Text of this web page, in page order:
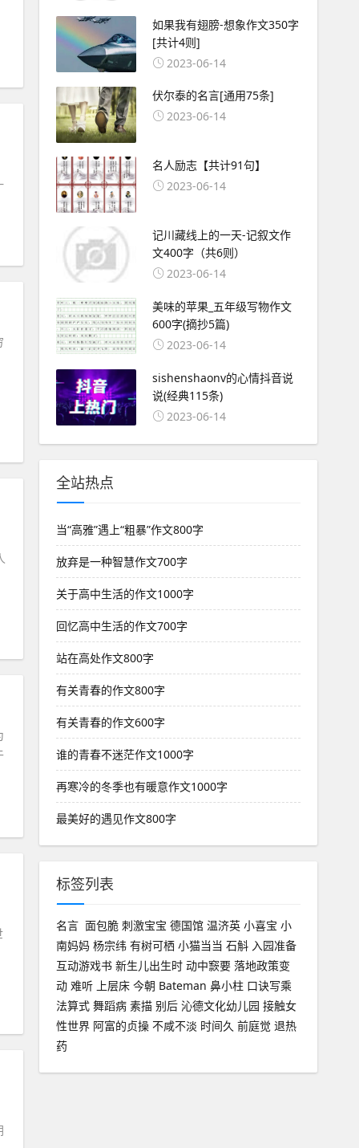
如果我有翅膀-想象作文350字
[共计4则]
2023-06-14
伏尔泰的名言[通用75条]
2023-06-14
名人励志【共计91句】
2023-06-14
记川藏线上的一天-记叙文作
文400字（共6则）
2023-06-14
美味的苹果_五年级写物作文
600字(摘抄5篇)
2023-06-14
sishenshaonv的心情抖音说
说(经典115条)
2023-06-14
全站热点
当“高雅”遇上“粗暴”作文800字
放弃是一种智慧作文700字
关于高中生活的作文1000字
回忆高中生活的作文700字
站在高处作文800字
有关青春的作文800字
有关青春的作文600字
谁的青春不迷茫作文1000字
再寒冷的冬季也有暖意作文1000字
最美好的遇见作文800字
标签列表
名言 面包脆 刺激宝宝 德国馆 温济英 小喜宝 小
南妈妈 杨宗纬 有树可栖 小猫当当 石斛 入园准备
互动游戏书 新生儿出生时 动中窾要 落地政策变
动 难听 上层床 今朝 Bateman 鼻小柱 口诀写乘
法算式 舞蹈病 素描 别后 沁德文化幼儿园 接触女
性世界 阿富的贞操 不咸不淡 时间久 前庭觉 退热
药